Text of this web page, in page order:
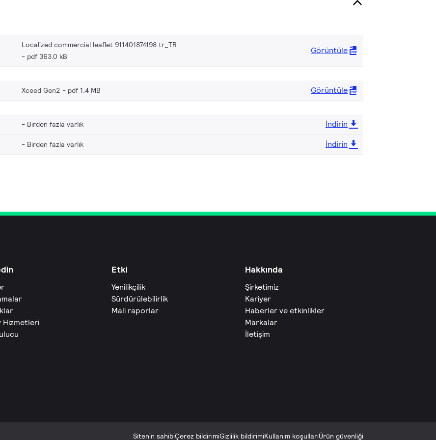
Localized commercial leaflet 911401874198 tr_TR
pdf 363.0 kB
Görüntüle
Xceed Gen2 pdf 1.4 MB Görüntüle
Birden fazla varlık
İndirin
Birden fazla varlık İndirin
Hizmetleri
Etki
Yenilikçilik
Sürdürülebilirlik
Mali raporlar
Hakkında
Şirketimiz
Kariyer
Haberler ve etkinlikler
Markalar
İletişim
Sitenin sahibiÇerez bildirimiGizlilik bildirimiKullanım koşullarıÜrün güvenliği